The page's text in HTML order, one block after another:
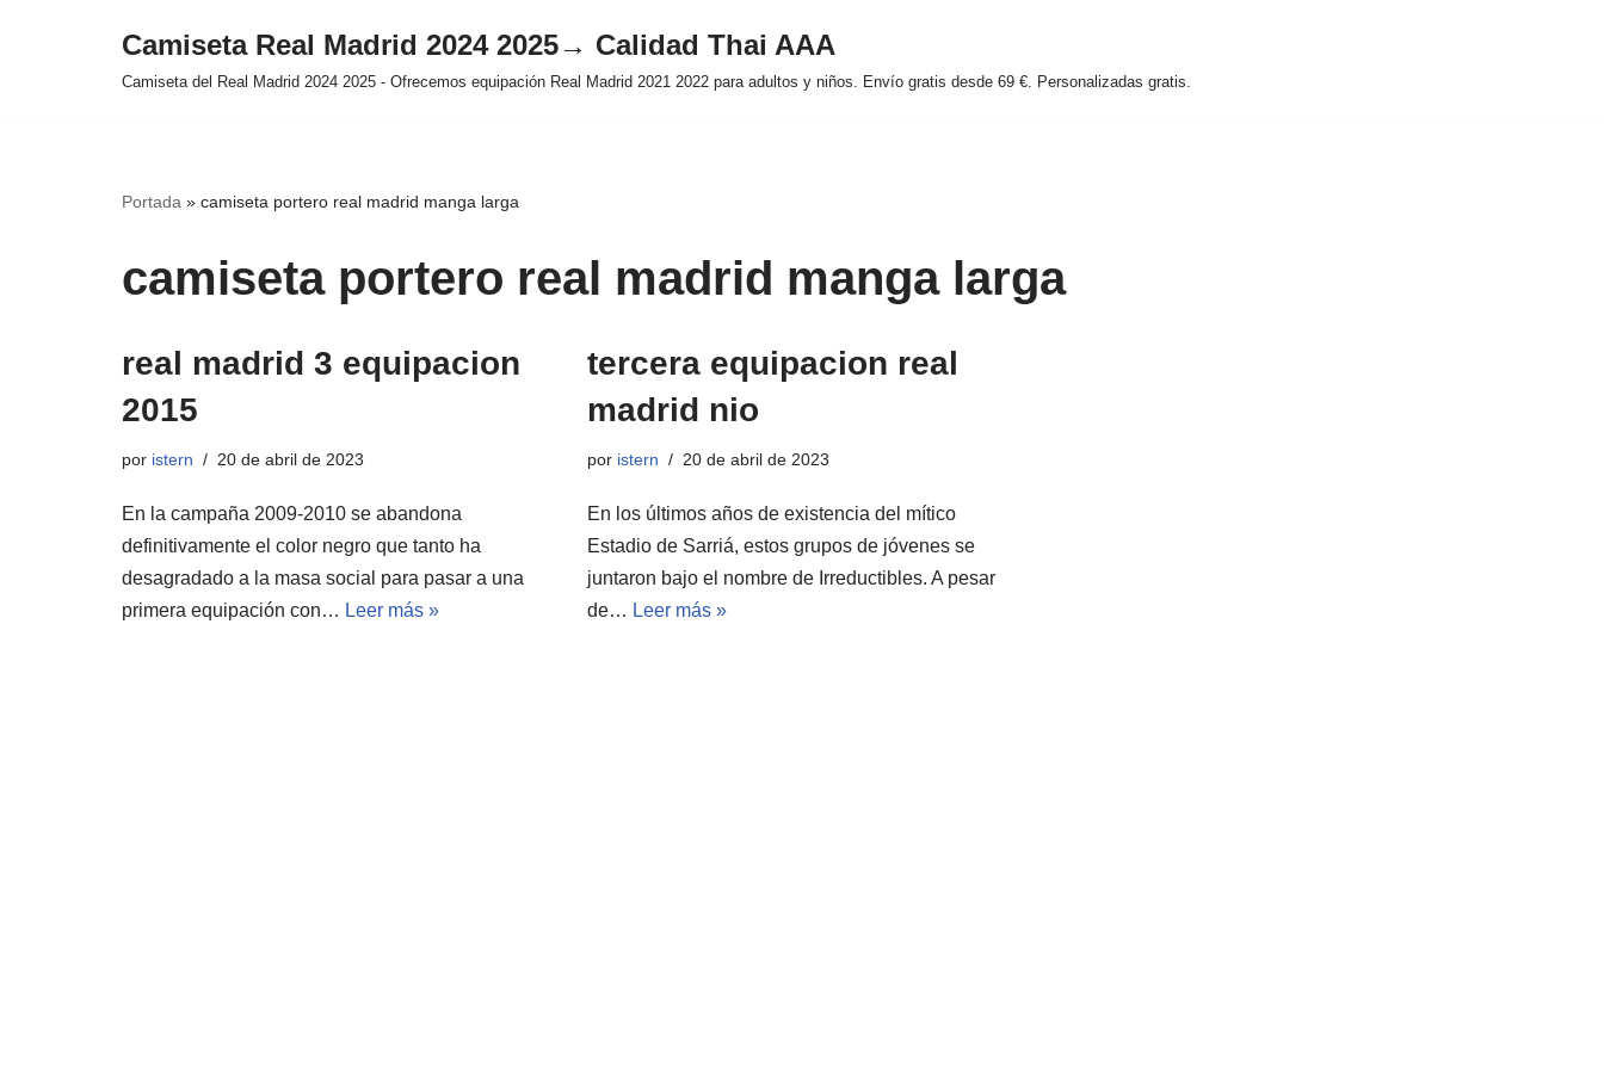
Camiseta Real Madrid 2024 2025→ Calidad Thai AAA
Camiseta del Real Madrid 2024 2025 - Ofrecemos equipación Real Madrid 2021 2022 para adultos y niños. Envío gratis desde 69 €. Personalizadas gratis.
Portada » camiseta portero real madrid manga larga
camiseta portero real madrid manga larga
real madrid 3 equipacion
2015
por istern 20 de abril de 2023
En la campaña 2009-2010 se abandona
definitivamente el color negro que tanto ha
desagradado a la masa social para pasar a una
primera equipación con… Leer más »
tercera equipacion real
madrid nio
por istern 20 de abril de 2023
En los últimos años de existencia del mítico
Estadio de Sarriá, estos grupos de jóvenes se
juntaron bajo el nombre de Irreductibles. A pesar
de… Leer más »